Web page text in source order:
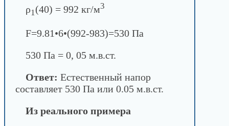
ρ1 (40) = 992 кг/м3
F=9.81•6•(992-983)=530 Па
530 Па = 0, 05 м.в.ст.
Ответ: Естественный напор
составляет 530 Па или 0.05 м.в.ст.
Из реального примера